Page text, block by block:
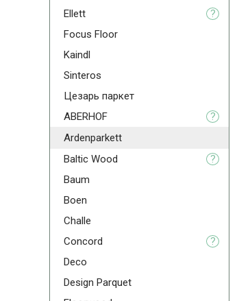
Ellett
?
Focus Floor
Kaindl
Sinteros
Цезарь паркет
ABERHOF
?
Ardenparkett
Baltic Wood
?
Baum
Boen
Challe
Concord
?
Deco
Design Parquet